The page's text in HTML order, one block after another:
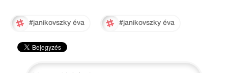
#janikovszky éva #janikovszky éva